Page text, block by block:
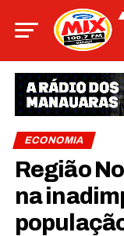
ECONOMIA
Região
na